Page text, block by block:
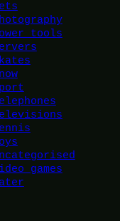
tools
games